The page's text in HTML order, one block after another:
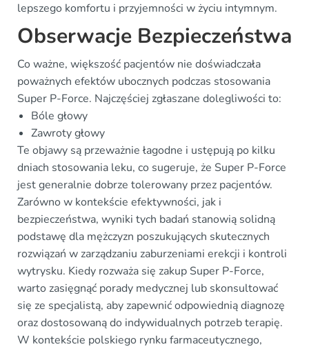
lepszego komfortu i przyjemności w życiu intymnym.
Obserwacje Bezpieczeństwa
Co ważne, większość pacjentów nie doświadczała
poważnych efektów ubocznych podczas stosowania
Super P-Force. Najczęściej zgłaszane dolegliwości to:
Bóle głowy
Zawroty głowy
Te objawy są przeważnie łagodne i ustępują po kilku
dniach stosowania leku, co sugeruje, że Super P-Force
jest generalnie dobrze tolerowany przez pacjentów.
Zarówno w kontekście efektywności, jak i
bezpieczeństwa, wyniki tych badań stanowią solidną
podstawę dla mężczyzn poszukujących skutecznych
rozwiązań w zarządzaniu zaburzeniami erekcji i kontroli
wytrysku. Kiedy rozważa się zakup Super P-Force,
warto zasięgnąć porady medycznej lub skonsultować
się ze specjalistą, aby zapewnić odpowiednią diagnozę
oraz dostosowaną do indywidualnych potrzeb terapię.
W kontekście polskiego rynku farmaceutycznego,